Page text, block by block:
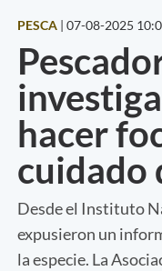
PESCA | 07-08-2025
hacer
cuidado
Desde el Instituto
expusieron un
la especie. La